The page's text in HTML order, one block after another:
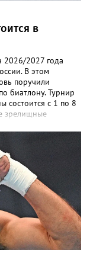
в
2026/2027 года
В этом
поручили
биатлону. Турнир
состоится с 1 по 8
зрелищные